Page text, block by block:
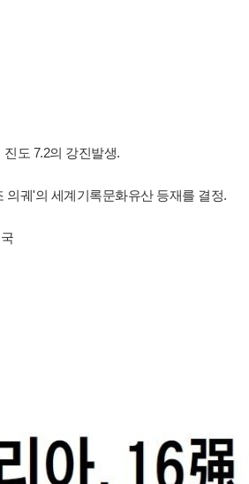
도 7.2의 강진발생.
궤'의 세계기록문화유산 등재를 결정.